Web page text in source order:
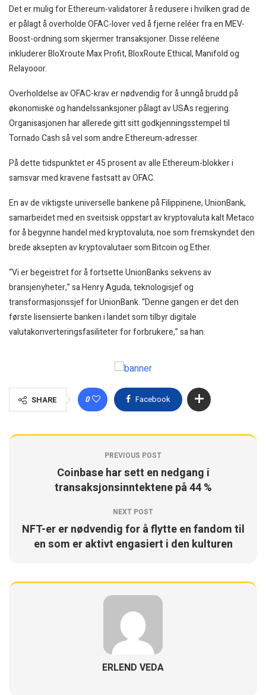
Det er mulig for Ethereum-validatorer å redusere i hvilken grad de
er pålagt å overholde OFAC-lover ved å fjerne reléer fra en MEV-
Boost-ordning som skjermer transaksjoner. Disse reléene
inkluderer BloXroute Max Profit, BloxRoute Ethical, Manifold og
Relayooor.
Overholdelse av OFAC-krav er nødvendig for å unngå brudd på
økonomiske og handelssanksjoner pålagt av USAs regjering.
Organisasjonen har allerede gitt sitt godkjenningsstempel til
Tornado Cash så vel som andre Ethereum-adresser.
På dette tidspunktet er 45 prosent av alle Ethereum-blokker i
samsvar med kravene fastsatt av OFAC.
En av de viktigste universelle bankene på Filippinene, UnionBank,
samarbeidet med en sveitsisk oppstart av kryptovaluta kalt Metaco
for å begynne handel med kryptovaluta, noe som fremskyndet den
brede aksepten av kryptovalutaer som Bitcoin og Ether.
“Vi er begeistret for å fortsette UnionBanks sekvens av
bransjenyheter,” sa Henry Aguda, teknologisjef og
transformasjonssjef for UnionBank. “Denne gangen er det den
første lisensierte banken i landet som tilbyr digitale
valutakonverteringsfasiliteter for forbrukere,” sa han.
SHARE 0 Facebook
PREVIOUS POST
Coinbase har sett en nedgang i
transaksjonsinntektene på 44 %
NEXT POST
NFT-er er nødvendig for å flytte en fandom til
en som er aktivt engasiert i den kulturen
ERLEND VEDA